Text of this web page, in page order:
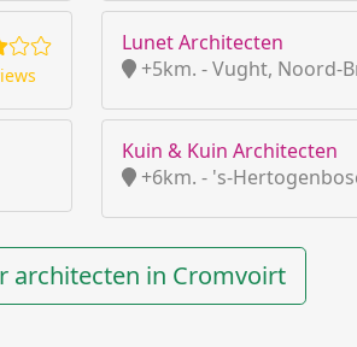
Lunet Architecten
+5km. - Vught, Noord-
Kuin & Kuin Architecten
+6km. - 's-
architecten in Cromvoirt